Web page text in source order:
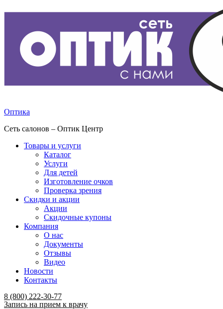
Оптика
Сеть салонов – Оптик Центр
Товары и услуги
Каталог
Услуги
Для детей
Изготовление очков
Проверка зрения
Скидки и акции
Акции
Скидочные купоны
Компания
О нас
Документы
Отзывы
Видео
Новости
Контакты
Menu
8 (800) 222-30-77
Запись на прием к врачу